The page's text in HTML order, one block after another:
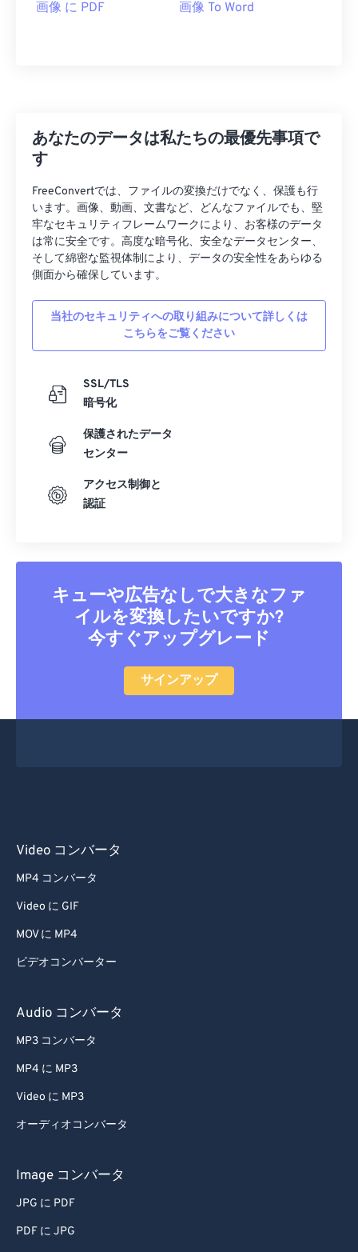
画像 に PDF 画像 To Word
あなたのデータは私たちの最優先事項で
す
FreeConvertでは、ファイルの変換だけでなく、保護も行
います。画像、動画、文書など、どんなファイルでも、堅
牢なセキュリティフレームワークにより、お客様のデータ
は常に安全です。高度な暗号化、安全なデータセンター、
そして綿密な監視体制により、データの安全性をあらゆる
側面から確保しています。
当社のセキュリティへの取り組みについて詳しくは
こちらをご覧ください
SSL/TLS
暗号化
保護されたデータ
センター
アクセス制御と
認証
キューや広告なしで大きなファ
イルを変換したいですか?
今すぐアップグレード
サインアップ
Video コンバータ
MP4 コンバータ
Video に GIF
MOV に MP4
ビデオコンバーター
Audio コンバータ
MP3 コンバータ
MP4 に MP3
Video に MP3
オーディオコンバータ
Image コンバータ
JPG に PDF
PDF に JPG